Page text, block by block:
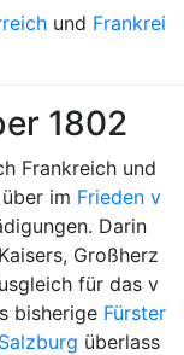
und Frankrei
1802
Frankreich und
im Frieden v
Darin
Großherz
für das v
bisherige Fürster
überlass